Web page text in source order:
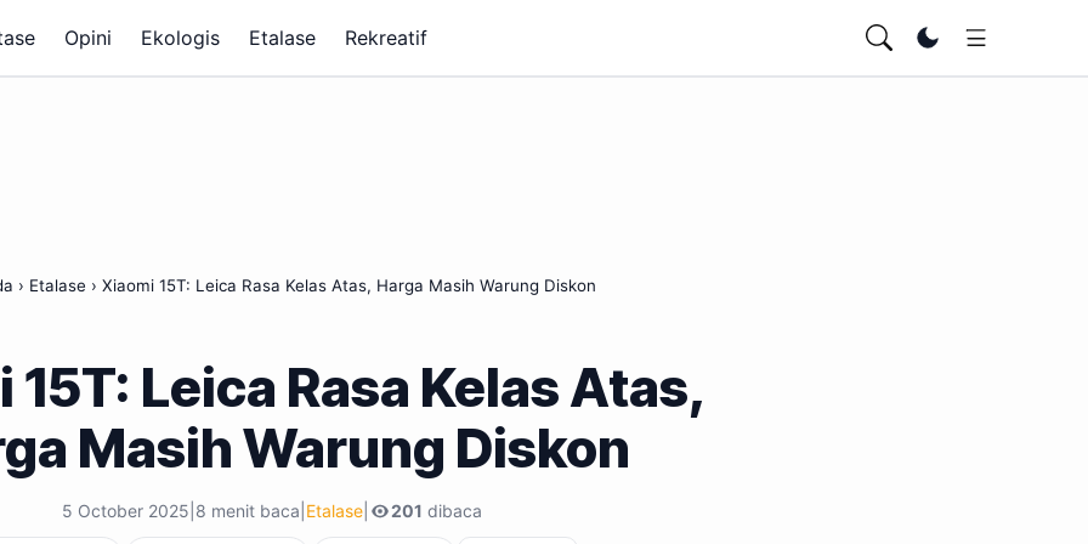
Opini Ekologis Etalase Rekreatif Ubah tema
› Etalase › Xiaomi 15T: Leica Rasa Kelas Atas, Harga Masih Warung Diskon
15T: Leica Rasa Kelas Atas,
Masih Warung Diskon
5 October 2025 8 menit baca Etalase 201 dibaca